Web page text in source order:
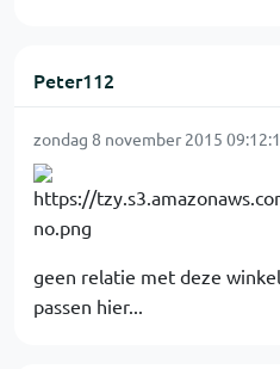
Peter112
zondag 8 november 2015
geen relatie met deze
passen hier...